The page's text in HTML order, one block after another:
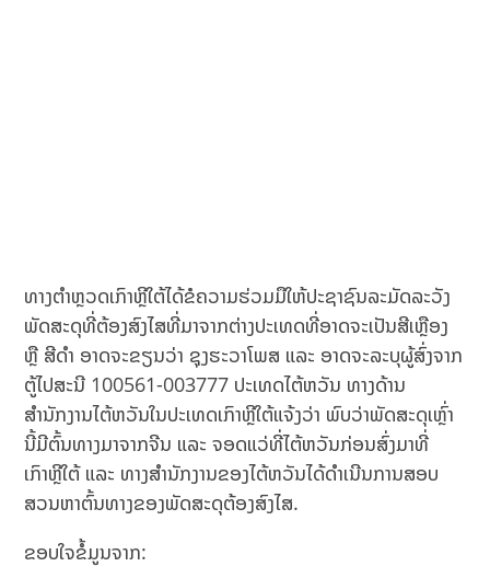
ທາງຕຳຫຼວດເກົາຫຼີໃຕ້ໄດ້ຂໍຄວາມຮ່ວມມືໃຫ້ປະຊາຊົນລະມັດລະວັງ
ພັດສະດຸທີ່ຕ້ອງສົງໄສທີ່ມາຈາກຕ່າງປະເທດທີ່ອາດຈະເປັນສີເຫຼືອງ
ຫຼື ສີດຳ ອາດຈະຂຽນວ່າ ຊຸງຮະວາໂພສ ແລະ ອາດຈະລະບຸຜູ້ສົ່ງຈາກ
ຕູ້ໄປສະນີ 100561-003777 ປະເທດໄຕ້ຫວັນ ທາງດ້ານ
ສຳນັກງານໄຕ້ຫວັນໃນປະເທດເກົາຫຼີໃຕ້ແຈ້ງວ່າ ພົບວ່າພັດສະດຸເຫຼົ່າ
ນີ້ມີຕົ້ນທາງມາຈາກຈີນ ແລະ ຈອດແວ່ທີ່ໄຕ້ຫວັນກ່ອນສົ່ງມາທີ່
ເກົາຫຼີໃຕ້ ແລະ ທາງສຳນັກງານຂອງໄຕ້ຫວັນໄດ້ດຳເນີນການສອບ
ສວນຫາຕົ້ນທາງຂອງພັດສະດຸຕ້ອງສົງໄສ.
ຂອບໃຈຂໍ້ມູນຈາກ: